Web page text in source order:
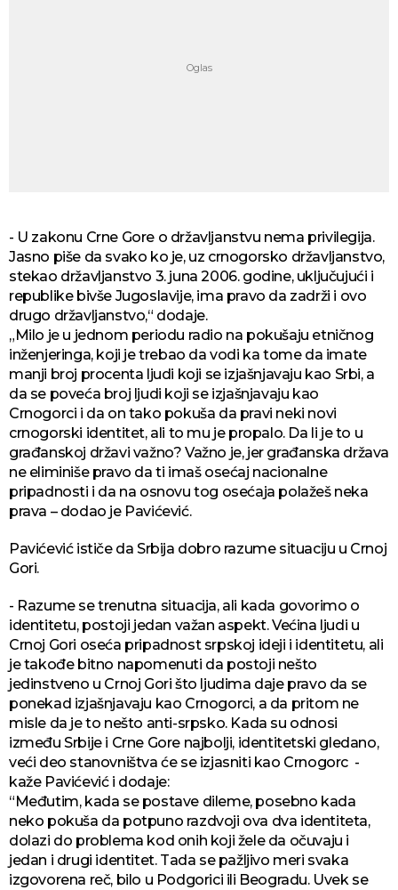
- U zakonu Crne Gore o državljanstvu nema privilegija.
Jasno piše da svako ko je, uz crnogorsko državljanstvo,
stekao državljanstvo 3. juna 2006. godine, uključujući i
republike bivše Jugoslavije, ima pravo da zadrži i ovo
drugo državljanstvo,“ dodaje.
„Milo je u jednom periodu radio na pokušaju etničnog
inženjeringa, koji je trebao da vodi ka tome da imate
manji broj procenta ljudi koji se izjašnjavaju kao Srbi, a
da se poveća broj ljudi koji se izjašnjavaju kao
Crnogorci i da on tako pokuša da pravi neki novi
crnogorski identitet, ali to mu je propalo. Da li je to u
građanskoj državi važno? Važno je, jer građanska država
ne eliminiše pravo da ti imaš osećaj nacionalne
pripadnosti i da na osnovu tog osećaja polažeš neka
prava – dodao je Pavićević.
Pavićević ističe da Srbija dobro razume situaciju u Crnoj
Gori.
- Razume se trenutna situacija, ali kada govorimo o
identitetu, postoji jedan važan aspekt. Većina ljudi u
Crnoj Gori oseća pripadnost srpskoj ideji i identitetu, ali
je takođe bitno napomenuti da postoji nešto
jedinstveno u Crnoj Gori što ljudima daje pravo da se
ponekad izjašnjavaju kao Crnogorci, a da pritom ne
misle da je to nešto anti-srpsko. Kada su odnosi
između Srbije i Crne Gore najbolji, identitetski gledano,
veći deo stanovništva će se izjasniti kao Crnogorc -
kaže Pavićević i dodaje:
“Međutim, kada se postave dileme, posebno kada
neko pokuša da potpuno razdvoji ova dva identiteta,
dolazi do problema kod onih koji žele da očuvaju i
jedan i drugi identitet. Tada se pažljivo meri svaka
izgovorena reč, bilo u Podgorici ili Beogradu. Uvek se